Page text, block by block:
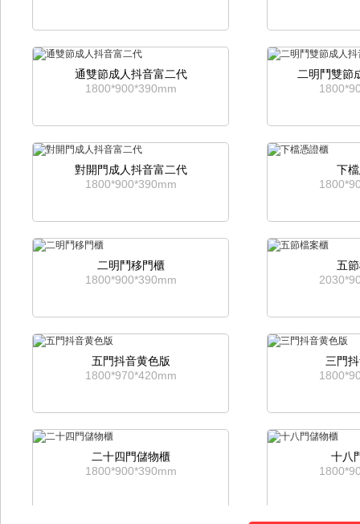
通雙節成人抖音富二代
1800*900*390mm
二明鬥雙節
對開門成人抖音富二代
1800*900*390mm
下
二明鬥移門櫃
1800*900*390mm
五
五門抖音黄色版
1800*970*420mm
三門
二十四門儲物櫃
1800*900*390mm
十八